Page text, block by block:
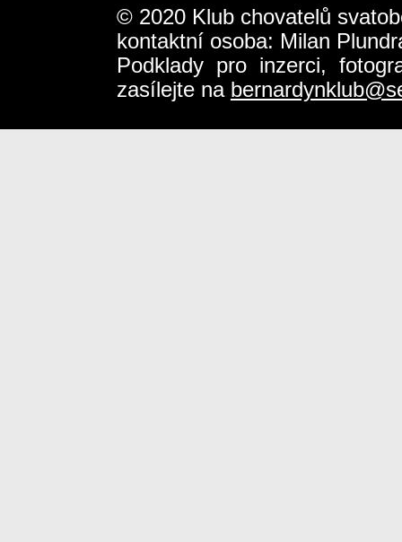
© 2020 Klub chovatelů
kontaktní osoba: Milan
Podklady pro inzerci,
zasílejte na